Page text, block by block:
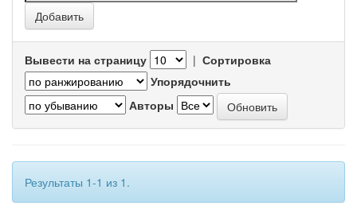
Вывести на страницу | Сортировка
Упорядочнить
Авторы
Результаты 1-1 из 1.